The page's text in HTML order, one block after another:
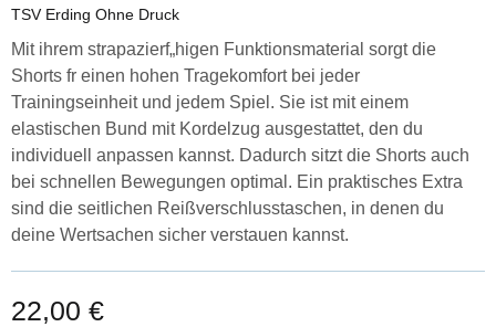
TSV Erding Ohne Druck
Mit ihrem strapazierf„higen Funktionsmaterial sorgt die
Shorts fr einen hohen Tragekomfort bei jeder
Trainingseinheit und jedem Spiel. Sie ist mit einem
elastischen Bund mit Kordelzug ausgestattet, den du
individuell anpassen kannst. Dadurch sitzt die Shorts auch
bei schnellen Bewegungen optimal. Ein praktisches Extra
sind die seitlichen Reißverschlusstaschen, in denen du
deine Wertsachen sicher verstauen kannst.
22,00 €